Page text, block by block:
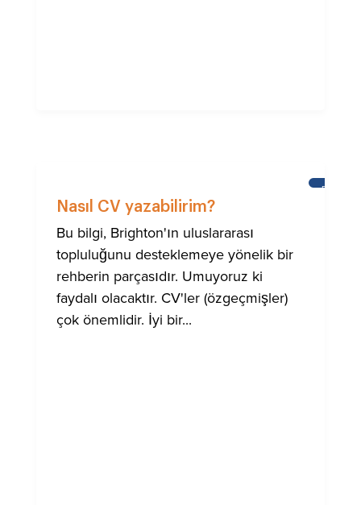
Nasıl CV yazabilirim?
Bu bilgi, Brighton'ın uluslararası
topluluğunu desteklemeye yönelik bir
rehberin parçasıdır. Umuyoruz ki
faydalı olacaktır. CV'ler (özgeçmişler)
çok önemlidir. İyi bir...